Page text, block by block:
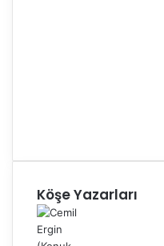
Köşe Yazarları